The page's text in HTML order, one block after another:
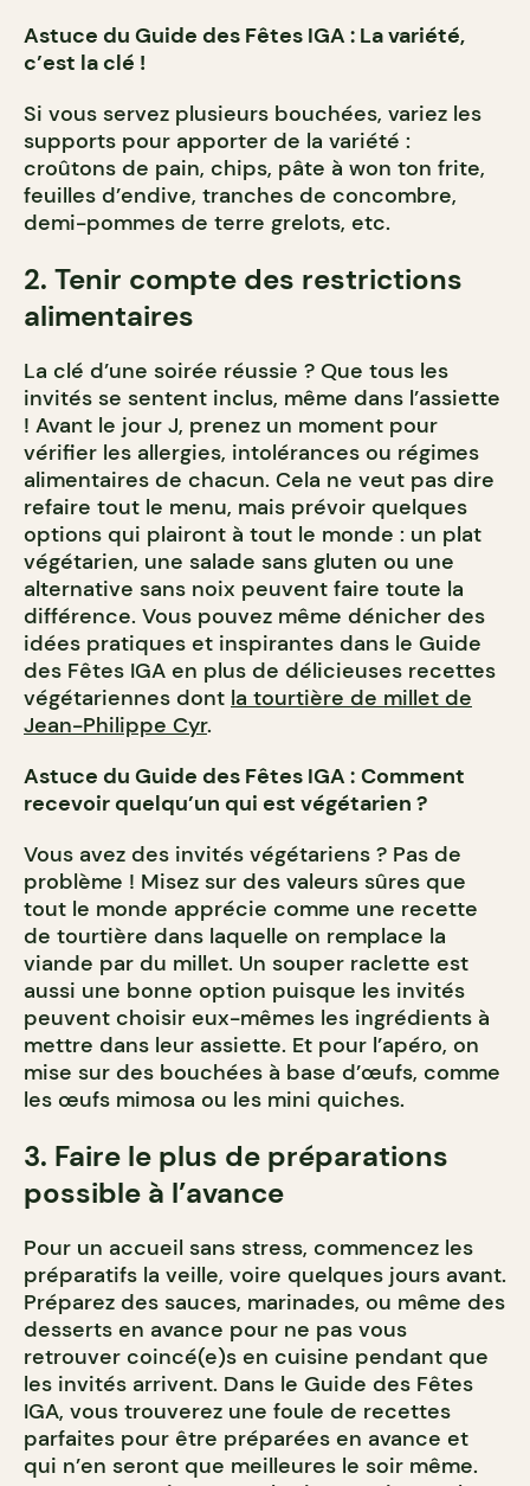
Astuce du Guide des Fêtes IGA : La variété,
c’est la clé !
Si vous servez plusieurs bouchées, variez les
supports pour apporter de la variété :
croûtons de pain, chips, pâte à won ton frite,
feuilles d’endive, tranches de concombre,
demi-pommes de terre grelots, etc.
2. Tenir compte des restrictions
alimentaires
La clé d’une soirée réussie ? Que tous les
invités se sentent inclus, même dans l’assiette
! Avant le jour J, prenez un moment pour
vérifier les allergies, intolérances ou régimes
alimentaires de chacun. Cela ne veut pas dire
refaire tout le menu, mais prévoir quelques
options qui plairont à tout le monde : un plat
végétarien, une salade sans gluten ou une
alternative sans noix peuvent faire toute la
différence. Vous pouvez même dénicher des
idées pratiques et inspirantes dans le Guide
des Fêtes IGA en plus de délicieuses recettes
végétariennes dont la tourtière de millet de
Jean-Philippe Cyr.
Astuce du Guide des Fêtes IGA : Comment
recevoir quelqu’un qui est végétarien ?
Vous avez des invités végétariens ? Pas de
problème ! Misez sur des valeurs sûres que
tout le monde apprécie comme une recette
de tourtière dans laquelle on remplace la
viande par du millet. Un souper raclette est
aussi une bonne option puisque les invités
peuvent choisir eux-mêmes les ingrédients à
mettre dans leur assiette. Et pour l’apéro, on
mise sur des bouchées à base d’œufs, comme
les œufs mimosa ou les mini quiches.
3. Faire le plus de préparations
possible à l’avance
Pour un accueil sans stress, commencez les
préparatifs la veille, voire quelques jours avant.
Préparez des sauces, marinades, ou même des
desserts en avance pour ne pas vous
retrouver coincé(e)s en cuisine pendant que
les invités arrivent. Dans le Guide des Fêtes
IGA, vous trouverez une foule de recettes
parfaites pour être préparées en avance et
qui n’en seront que meilleures le soir même.